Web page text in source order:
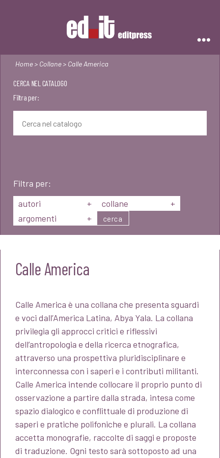
Home> Collane> Calle America
CERCA NEL CATALOGO
Filtra per:
Filtra per:
autori
+ collane
+
argomenti
+ cerca
Calle America
Calle America è una collana che presenta sguardi
e voci dall’America Latina, Abya Yala. La collana
privilegia gli approcci critici e riflessivi
dell’antropologia e della ricerca etnografica,
attraverso una prospettiva pluridisciplinare e
interconnessa con i saperi e i contributi militanti.
Calle America intende collocare il proprio punto di
osservazione a partire dalla strada, intesa come
spazio dialogico e conflittuale di produzione di
saperi e pratiche polifoniche e plurali. La collana
accetta monografie, raccolte di saggi e proposte
di traduzione. Ogni testo sarà sottoposto ad una